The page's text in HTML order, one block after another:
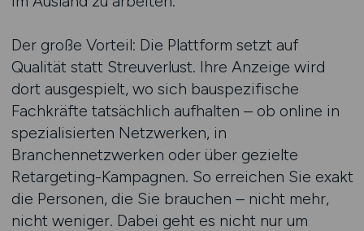
Der große Vorteil: Die Plattform setzt auf
Qualität statt Streuverlust. Ihre Anzeige wird
dort ausgespielt, wo sich bauspezifische
Fachkräfte tatsächlich aufhalten – ob online in
spezialisierten Netzwerken, in
Branchennetzwerken oder über gezielte
Retargeting-Kampagnen. So erreichen Sie exakt
die Personen, die Sie brauchen – nicht mehr,
nicht weniger. Dabei geht es nicht nur um